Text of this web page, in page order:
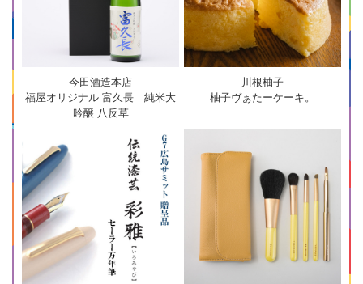
今田酒造本店
福屋オリジナル 富久長 純米大
吟醸 八反草
川根柚子
柚子ヴぁたーケーキ。